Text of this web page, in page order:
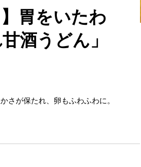
胃をいたわ
酒うどん」
さが保たれ、卵もふわふわに。